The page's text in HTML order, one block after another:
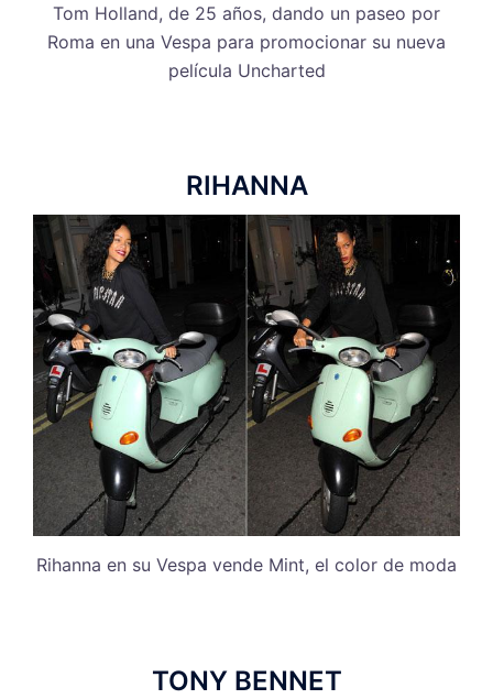
Tom Holland, de 25 años, dando un paseo por
Roma en una Vespa para promocionar su nueva
película Uncharted
RIHANNA
Rihanna en su Vespa vende Mint, el color de moda
TONY BENNET